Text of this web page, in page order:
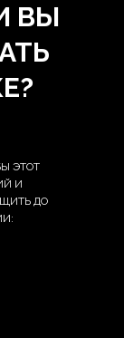
ЭТОТ
И
ДО
ВЫ